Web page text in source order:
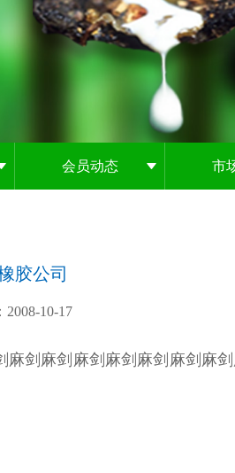
会员动态 市
胶公司
2008-10-17
剑麻剑麻剑麻剑麻剑麻剑麻